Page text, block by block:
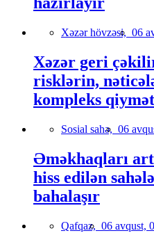
Xəzər hövzəsi, 06
Xəzər geri
risklərin,
kompleks
Sosial sahə, 06
Əməkhaqları
hiss edilən
bahalaşır
Qafqaz, 06 avqust,